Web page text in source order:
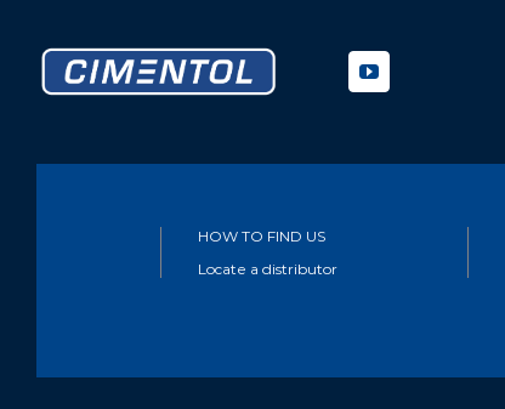
HOW TO FIND US
Locate a distributor